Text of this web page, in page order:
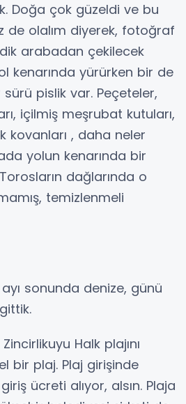
Doğa çok güzeldi ve bu
de olalım diyerek, fotoğraf
arabadan çekilecek
kenarında yürürken bir de
pislik var. Peçeteler,
içilmiş meşrubat kutuları,
kovanları , daha neler
yolun kenarında bir
dağlarında o
temizlenmeli
sonunda denize, günü
Halk plajını
bir plaj. Plaj girişinde
ücreti alıyor, alsın. Plaja